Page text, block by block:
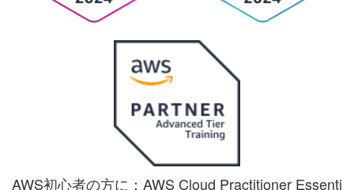
AWS初心者の方に：AWS Cloud Practitioner Essenti